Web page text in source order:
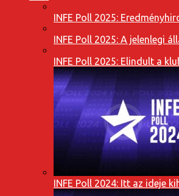
INFE Poll 2025:
INFE Poll 2025: A jelenlegi
INFE Poll 2025: Elindult a
INFE Poll 2024: Itt az ideje